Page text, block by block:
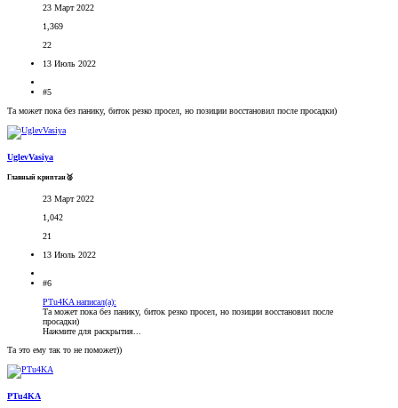
23 Март 2022
1,369
22
13 Июль 2022
#5
Та может пока без панику, биток резко просел, но позиции восстановил после просадки)
UglevVasiya
Главный криптан🥈
23 Март 2022
1,042
21
13 Июль 2022
#6
PTu4KA написал(а):
Та может пока без панику, биток резко просел, но позиции восстановил после
просадки)
Нажмите для раскрытия...
Та это ему так то не поможет))
PTu4KA